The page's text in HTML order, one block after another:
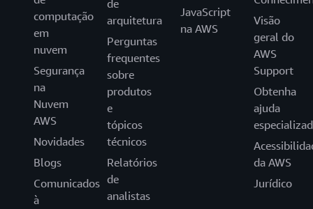
computação
em
nuvem
Segurança
na
Nuvem
AWS
Novidades
Blogs
Comunicados
à
de
arquitetura
Perguntas
frequentes
sobre
produtos
e
tópicos
técnicos
Relatórios
de
analistas
JavaScript
na AWS
Visão
geral do
AWS
Support
Obtenha
ajuda
da AWS
Jurídico